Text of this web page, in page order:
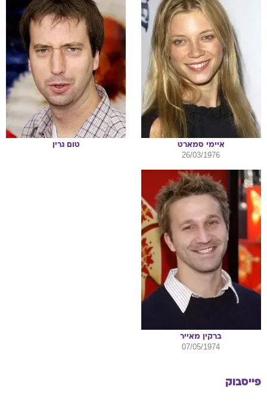
איימי סמארט
26/03/1976
טום גרין
ברקין מאייר
07/05/1974
פייסבוק